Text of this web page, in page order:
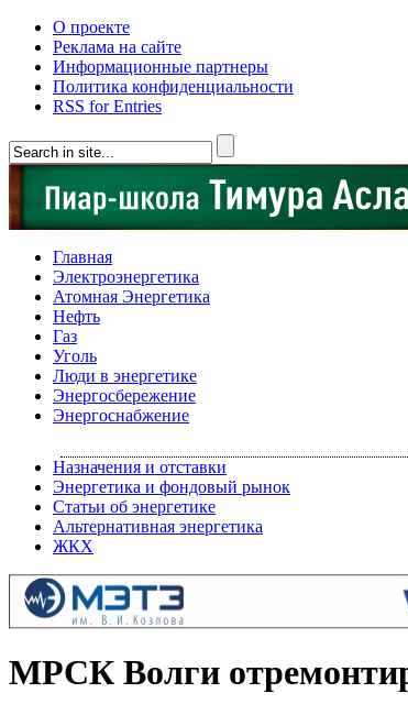
О проекте
Реклама на сайте
Информационные партнеры
Политика конфиденциальности
RSS for Entries
Главная
Электроэнергетика
Атомная Энергетика
Нефть
Газ
Уголь
Люди в энергетике
Энергосбережение
Энергоснабжение
Назначения и отставки
Энергетика и фондовый рынок
Статьи об энергетике
Альтернативная энергетика
ЖКХ
МРСК Волги